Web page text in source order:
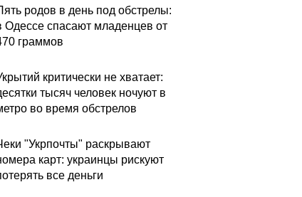
родов в день под обстрелы:
Одессе спасают младенцев от
граммов
критически не хватает:
тысяч человек ночуют в
во время обстрелов
"Укрпочты" раскрывают
карт: украинцы рискуют
все деньги